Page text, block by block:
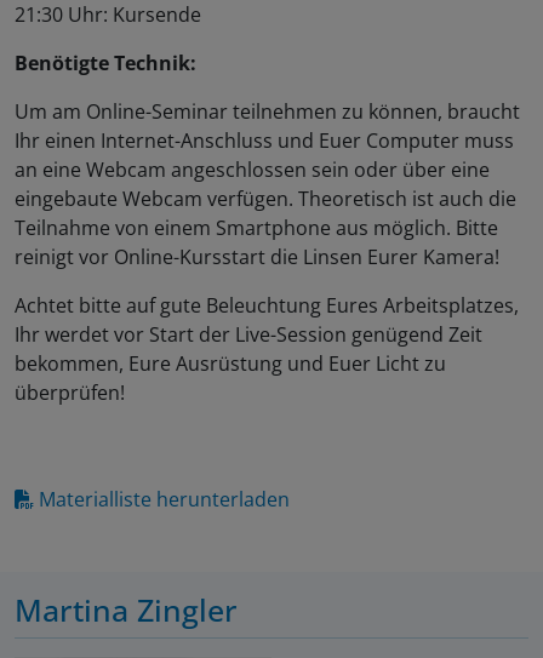
21:30 Uhr: Kursende
Benötigte Technik:
Um am Online-Seminar teilnehmen zu können, braucht
Ihr einen Internet-Anschluss und Euer Computer muss
an eine Webcam angeschlossen sein oder über eine
eingebaute Webcam verfügen. Theoretisch ist auch die
Teilnahme von einem Smartphone aus möglich. Bitte
reinigt vor Online-Kursstart die Linsen Eurer Kamera!
Achtet bitte auf gute Beleuchtung Eures Arbeitsplatzes,
Ihr werdet vor Start der Live-Session genügend Zeit
bekommen, Eure Ausrüstung und Euer Licht zu
überprüfen!
Materialliste herunterladen
Martina Zingler